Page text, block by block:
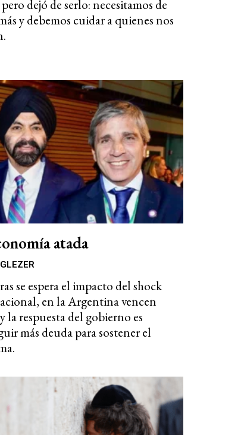
dejó de serlo: necesitamos de
y debemos cuidar a quienes nos
atada
se espera el impacto del shock
en la Argentina vencen
la respuesta del gobierno es
más deuda para sostener el